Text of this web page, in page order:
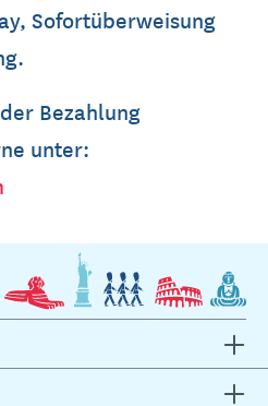
Sofortüberweisung
Bezahlung
unter: